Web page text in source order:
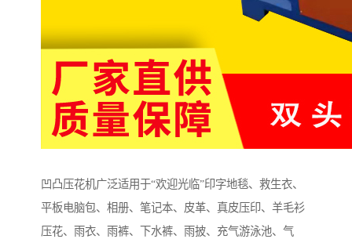
凹凸压花机广泛适用于“欢迎光临”印字地毯、救生衣、
平板电脑包、相册、笔记本、皮革、真皮压印、羊毛衫
压花、雨衣、雨裤、下水裤、雨披、充气游泳池、气